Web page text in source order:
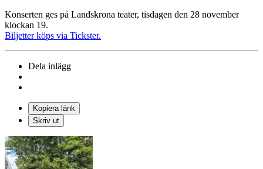
Konserten ges på Landskrona teater, tisdagen den 28 november
klockan 19.
Biljetter köps via Tickster.
Dela inlägg
Kopiera länk
Skriv ut